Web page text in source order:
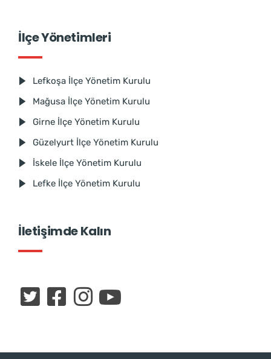
İlçe Yönetimleri
Lefkoşa İlçe Yönetim Kurulu
Mağusa İlçe Yönetim Kurulu
Girne İlçe Yönetim Kurulu
Güzelyurt İlçe Yönetim Kurulu
İskele İlçe Yönetim Kurulu
Lefke İlçe Yönetim Kurulu
İletişimde Kalın